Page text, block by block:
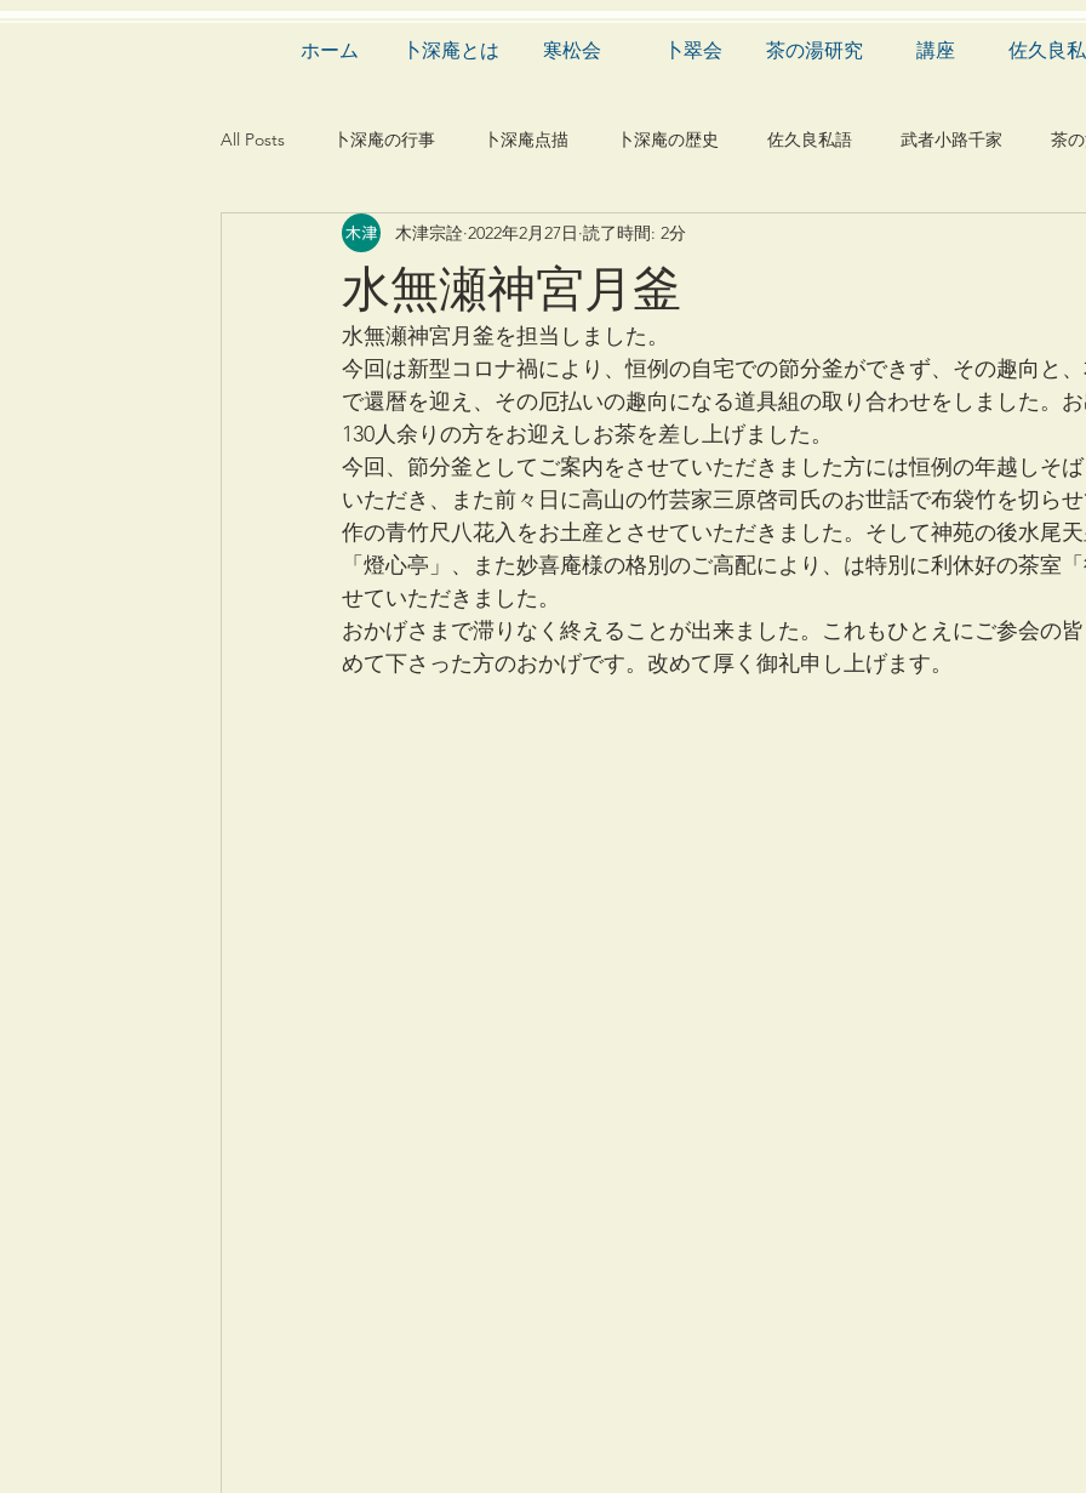
ホーム 卜深庵とは 寒松会 卜翠会 茶の湯研究 講座 佐久良
All Posts 卜深庵の行事 卜深庵点描 卜深庵の歴史 佐久良私語 武者小路千家 茶
漢詩 俳諧 文学 有職 民俗
建築 造園 動物 植物
水無瀬神宮月釜
木津宗詮 2022年2月27日 読了時間: 2分
水無瀬神宮月釜を担当しました。
今回は新型コロナ禍により、恒例の自宅での節分釜ができず、その趣向と
で還暦を迎え、その厄払いの趣向になる道具組の取り合わせをしました。
130人余りの方をお迎えしお茶を差し上げました。
今回、節分釜としてご案内をさせていただきました方には恒例の年越しそ
いただき、また前々日に高山の竹芸家三原啓司氏のお世話で布袋竹を切ら
作の青竹尺八花入をお土産とさせていただきました。そして神苑の後水尾
「燈心亭」、また妙喜庵様の格別のご高配により、は特別に利休好の茶室
せていただきました。
おかげさまで滞りなく終えることが出来ました。これもひとえにご参会の
めて下さった方のおかげです。改めて厚く御礼申し上げます。